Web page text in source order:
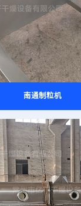
南通制粒机